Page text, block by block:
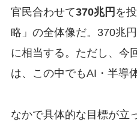
官民合わせて370兆円 を
略」の全体像だ。370兆
に相当する。ただし、今
は、この中でもAI・半導
なかで具体的な目標が立